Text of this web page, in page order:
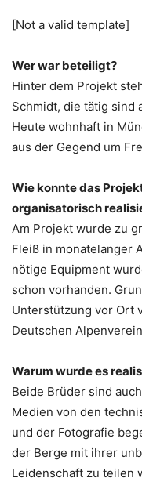
[Not a valid template]
Wer war beteiligt?
Hinter dem Projekt
Schmidt, die tätig sind
Heute wohnhaft in
aus der Gegend um
Wie konnte das
organisatorisch
Am Projekt wurde zu
Fleiß in monatelanger
nötige Equipment
schon vorhanden.
Unterstützung vor Ort
Deutschen
Warum wurde es
Beide Brüder sind
Medien von den
und der Fotografie
der Berge mit ihrer
Leidenschaft zu teilen